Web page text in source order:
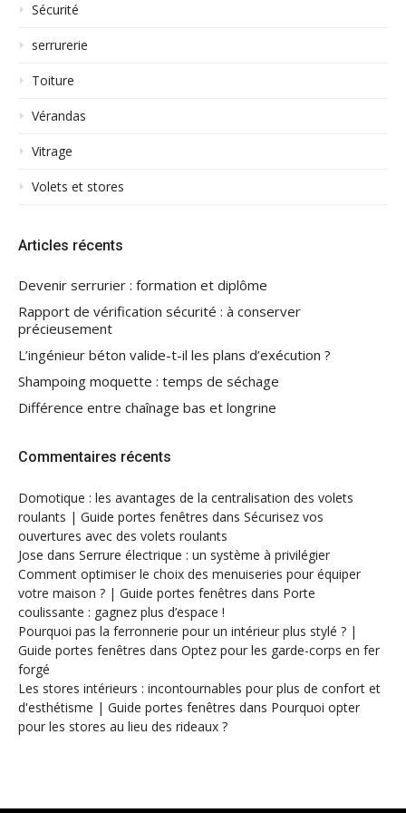
Sécurité
serrurerie
Toiture
Vérandas
Vitrage
Volets et stores
Articles récents
Devenir serrurier : formation et diplôme
Rapport de vérification sécurité : à conserver
précieusement
L’ingénieur béton valide-t-il les plans d’exécution ?
Shampoing moquette : temps de séchage
Différence entre chaînage bas et longrine
Commentaires récents
Domotique : les avantages de la centralisation des volets
roulants | Guide portes fenêtres dans Sécurisez vos
ouvertures avec des volets roulants
Jose dans Serrure électrique : un système à privilégier
Comment optimiser le choix des menuiseries pour équiper
votre maison ? | Guide portes fenêtres dans Porte
coulissante : gagnez plus d’espace !
Pourquoi pas la ferronnerie pour un intérieur plus stylé ? |
Guide portes fenêtres dans Optez pour les garde-corps en fer
forgé
Les stores intérieurs : incontournables pour plus de confort et
d'esthétisme | Guide portes fenêtres dans Pourquoi opter
pour les stores au lieu des rideaux ?